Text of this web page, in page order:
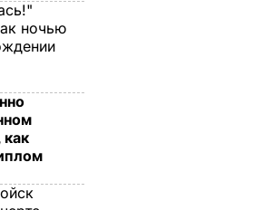
ночью
как